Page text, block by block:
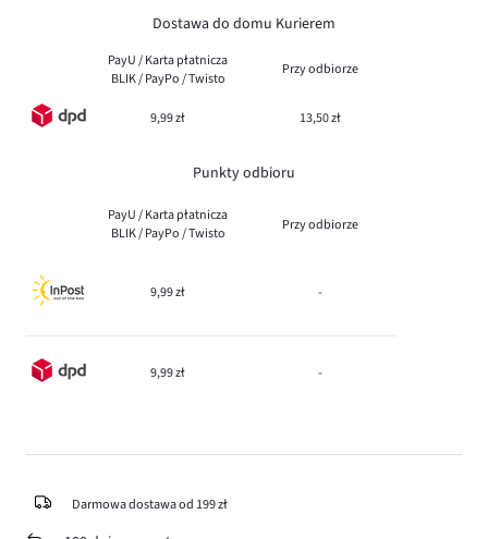
Dostawa do domu Kurierem
PayU / Karta płatnicza
BLIK / PayPo / Twisto
Przy odbiorze
9,99 zł 13,50 zł
Punkty odbioru
PayU / Karta płatnicza
BLIK / PayPo / Twisto
Przy odbiorze
9,99 zł -
9,99 zł -
Darmowa dostawa od 199 zł